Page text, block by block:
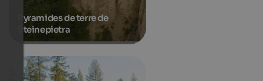
Pyramides de terre de
Steinepietra